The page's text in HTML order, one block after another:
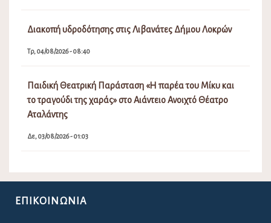
Διακοπή υδροδότησης στις Λιβανάτες Δήμου Λοκρών
Τρ, 04/08/2026 - 08:40
Παιδική Θεατρική Παράσταση «Η παρέα του Μίκυ και
το τραγούδι της χαράς» στο Αιάντειο Ανοιχτό Θέατρο
Αταλάντης
Δε, 03/08/2026 - 01:03
ΕΠΙΚΟΙΝΩΝΊΑ